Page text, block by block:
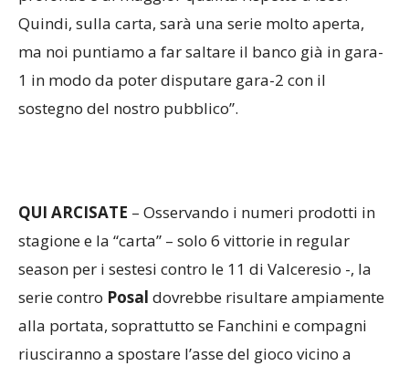
Quindi, sulla carta, sarà una serie molto aperta,
ma noi puntiamo a far saltare il banco già in gara-
1 in modo da poter disputare gara-2 con il
sostegno del nostro pubblico”.
QUI ARCISATE – Osservando i numeri prodotti in
stagione e la “carta” – solo 6 vittorie in regular
season per i sestesi contro le 11 di Valceresio -, la
serie contro Posal dovrebbe risultare ampiamente
alla portata, soprattutto se Fanchini e compagni
riusciranno a spostare l’asse del gioco vicino a